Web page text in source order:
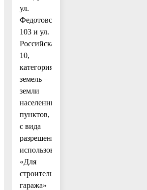
ул.
Федотовская,
103 и ул.
Российская,
10,
категория
земель –
земли
населенных
пунктов,
с вида
разрешенного
использования
«Для
строительства
гаража»